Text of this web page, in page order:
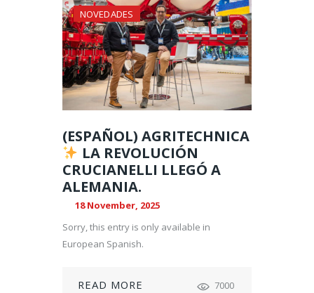
NOVEDADES
(ESPAÑOL) AGRITECHNICA
LA REVOLUCIÓN
CRUCIANELLI LLEGÓ A
ALEMANIA.
18 November, 2025
Sorry, this entry is only available in
European Spanish.
READ MORE 7000